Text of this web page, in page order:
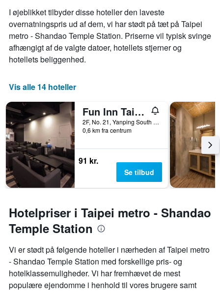
I øjeblikket tilbyder disse hoteller den laveste
overnatningspris ud af dem, vi har stødt på tæt på Taipei
metro - Shandao Temple Station. Priserne vil typisk svinge
afhængigt af de valgte datoer, hotellets stjerner og
hotellets beliggenhed.
Vis alle 14 hoteller
Fun Inn Taipei
2F, No. 21, Yanping South Road, Taipei, Taiwan
0,6 km fra centrum
91 kr.
Se tilbud
Hotelpriser i Taipei metro - Shandao
Temple Station
Vi er stødt på følgende hoteller i nærheden af ​​Taipei metro
- Shandao Temple Station med forskellige pris- og
hotelklassemuligheder. Vi har fremhævet de mest
populære ejendomme i henhold til vores brugere samt